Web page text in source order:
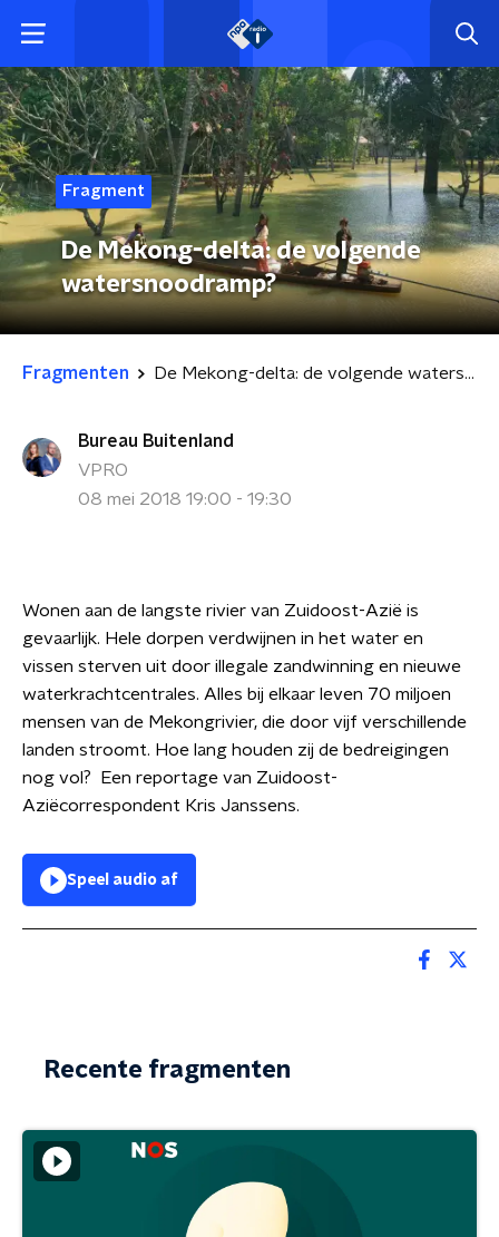
Fragment
De Mekong-delta: de volgende
watersnoodramp?
Fragmenten De Mekong-delta: de volgende watersnoodramp?
Bureau Buitenland
VPRO
08 mei 2018 19:00 - 19:30
Wonen aan de langste rivier van Zuidoost-Azië is
gevaarlijk. Hele dorpen verdwijnen in het water en
vissen sterven uit door illegale zandwinning en nieuwe
waterkrachtcentrales. Alles bij elkaar leven 70 miljoen
mensen van de Mekongrivier, die door vijf verschillende
landen stroomt. Hoe lang houden zij de bedreigingen
nog vol? Een reportage van Zuidoost-
Aziëcorrespondent Kris Janssens.
Speel audio af
Recente fragmenten